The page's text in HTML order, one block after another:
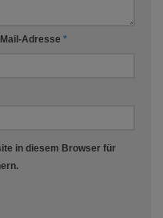
Adresse *
in diesem Browser für